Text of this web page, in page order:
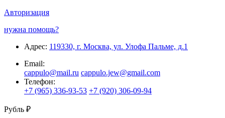
Авторизация
нужна помощь?
Адрес: 119330, г. Москва, ул. Улофа Пальме, д.1
Email:
cappulo@mail.ru cappulo.jew@gmail.com
Телефон:
+7 (965) 336-93-53 +7 (920) 306-09-94
Рубль ₽